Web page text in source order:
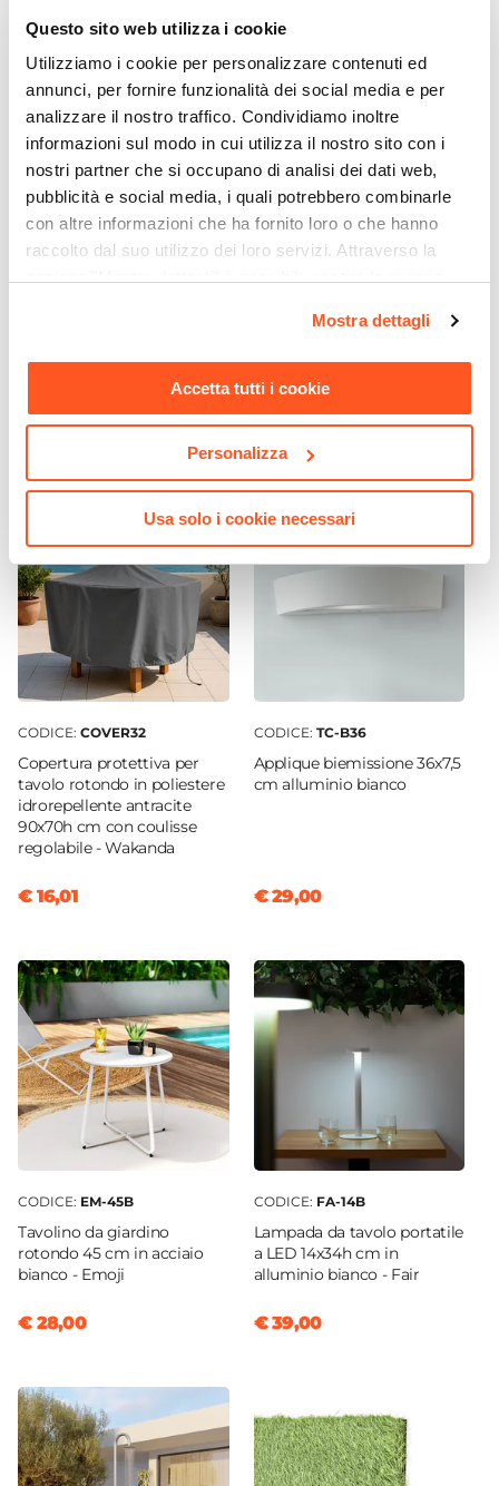
Questo sito web utilizza i cookie
Utilizziamo i cookie per personalizzare contenuti ed
annunci, per fornire funzionalità dei social media e per
analizzare il nostro traffico. Condividiamo inoltre
informazioni sul modo in cui utilizza il nostro sito con i
nostri partner che si occupano di analisi dei dati web,
pubblicità e social media, i quali potrebbero combinarle
con altre informazioni che ha fornito loro o che hanno
raccolto dal suo utilizzo dei loro servizi. Attraverso la
momento. Per maggiori informazioni si invita a leggere la
Mostra dettagli
Accetta tutti i cookie
Personalizza
Usa solo i cookie necessari
2 posti
€ 1.474,00
Ombrellone a LED 3x2 m
bianco - Ibiza
€ 197,99
CODICE: COVER32
Copertura protettiva per
tavolo rotondo in poliestere
idrorepellente antracite
90x70h cm con coulisse
regolabile - Wakanda
€ 16,01
CODICE: TC-B36
Applique biemissione 36x7,5
cm alluminio bianco
€ 29,00
CODICE: EM-45B
Tavolino da giardino
rotondo 45 cm in acciaio
bianco - Emoji
€ 28,00
CODICE: FA-14B
Lampada da tavolo portatile
a LED 14x34h cm in
alluminio bianco - Fair
€ 39,00